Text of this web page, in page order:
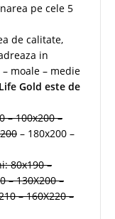
pe cele 5
de calitate,
in
moale – medie
Gold este de
– 100x200 –
– 180x200 –
80x190 –
– 130X200 –
– 160X220 –